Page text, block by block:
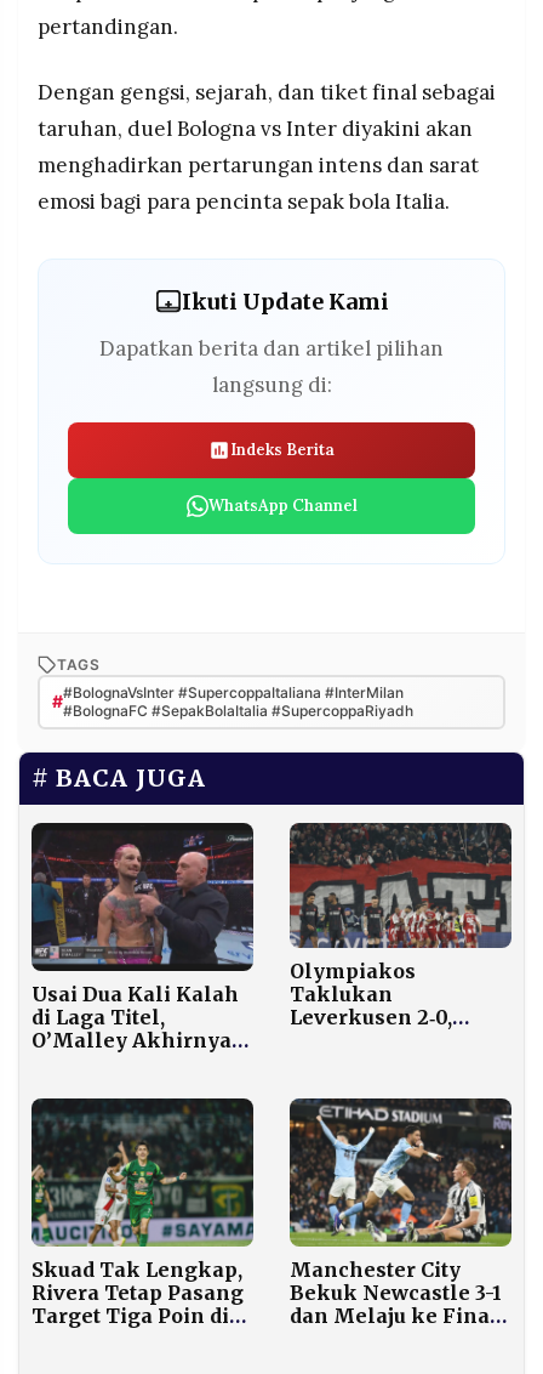
pertandingan.
Dengan gengsi, sejarah, dan tiket final sebagai
taruhan, duel Bologna vs Inter diyakini akan
menghadirkan pertarungan intens dan sarat
emosi bagi para pencinta sepak bola Italia.
Ikuti Update Kami
Dapatkan berita dan artikel pilihan
langsung di:
Indeks Berita
WhatsApp Channel
TAGS
##BolognaVsInter #SupercoppaItaliana #InterMilan
#BolognaFC #SepakBolaItalia #SupercoppaRiyadh
BACA JUGA
Usai Dua Kali Kalah
di Laga Titel,
O’Malley Akhirnya
Olympiakos
Taklukan
Leverkusen 2‑0,
Skuad Tak Lengkap,
Rivera Tetap Pasang
Target Tiga Poin di
Manchester City
Bekuk Newcastle 3-1
dan Melaju ke Final